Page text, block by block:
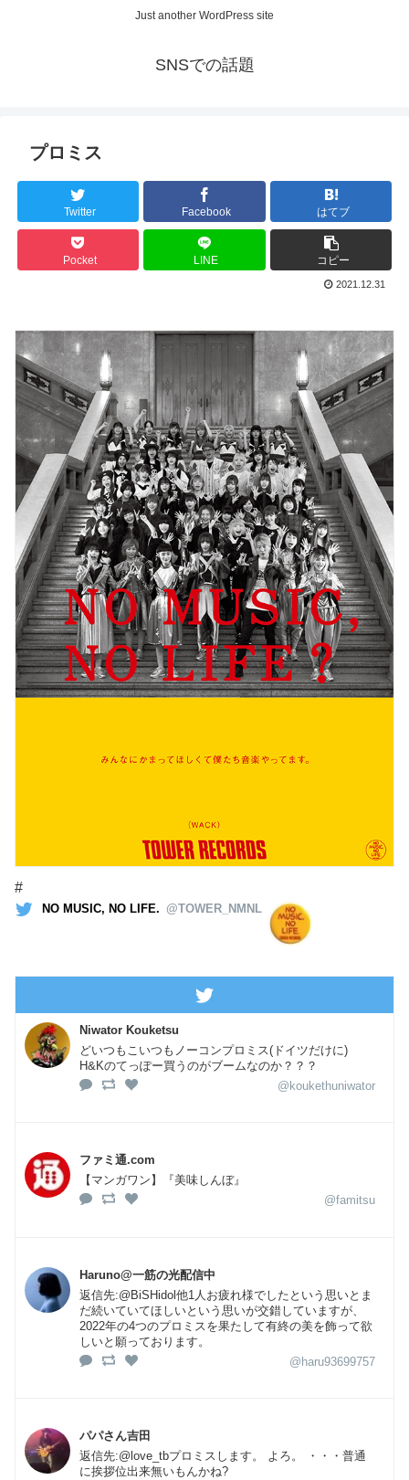
Just another WordPress site
SNSでの話題
プロミス
Twitter Facebook はてブ
Pocket LINE コピー
2021.12.31
#
NO MUSIC, NO LIFE. @TOWER_NMNL
Niwator Kouketsu
どいつもこいつもノーコンプロミス(ドイツだけに)
H&Kのてっぽー買うのがブームなのか？？？
@koukethuniwator
ファミ通.com
【マンガワン】『美味しんぼ』
@famitsu
Haruno@一筋の光配信中
返信先:@BiSHidol他1人お疲れ様でしたという思いとま
だ続いていてほしいという思いが交錯していますが、
2022年の4つのプロミスを果たして有終の美を飾って欲
しいと願っております。
@haru93699757
パパさん吉田
返信先:@love_tbプロミスします。 よろ。 ・・・普通
に挨拶位出来無いもんかね?